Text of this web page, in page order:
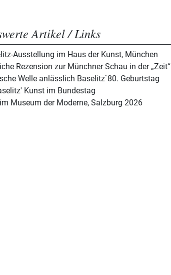
Artikel / Links
Ausstellung im Haus der Kunst, München
Rezension zur Münchner Schau in der „Zeit“
Welle anlässlich Baselitz`80. Geburtstag
Kunst im Bundestag
Museum der Moderne, Salzburg 2026